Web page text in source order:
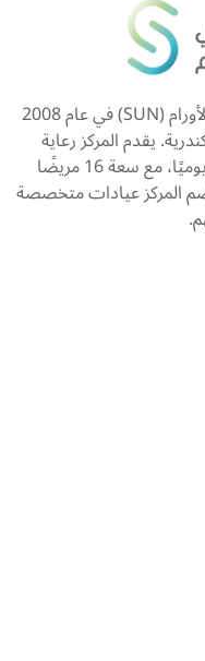
تأسس المركز التخصصي العالمي لعلاج الأورام (SUN) في عام 2008
يقدم المركز رعاية
طبية عالية الجودة لأكثر من 200 مريض يوميًا، مع سعة 16 مريضًا
كما يضم المركز عيادات متخصصة